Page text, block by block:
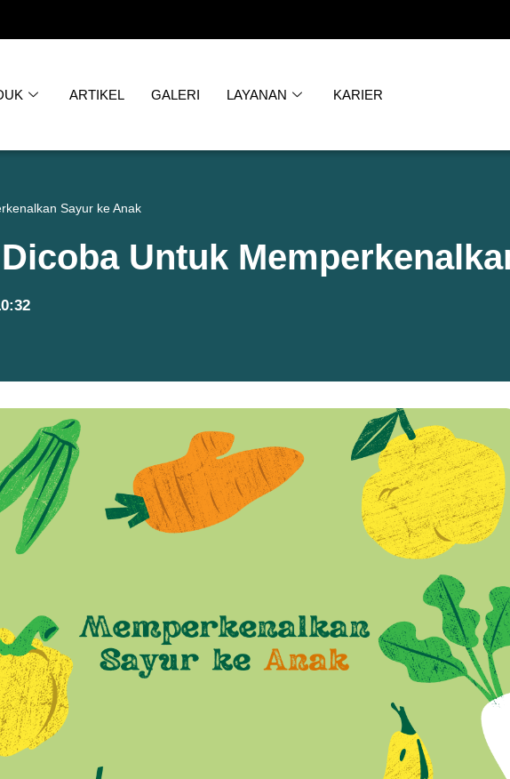
ARTIKEL GALERI LAYANAN KARIER
Sayur ke Anak
Untuk